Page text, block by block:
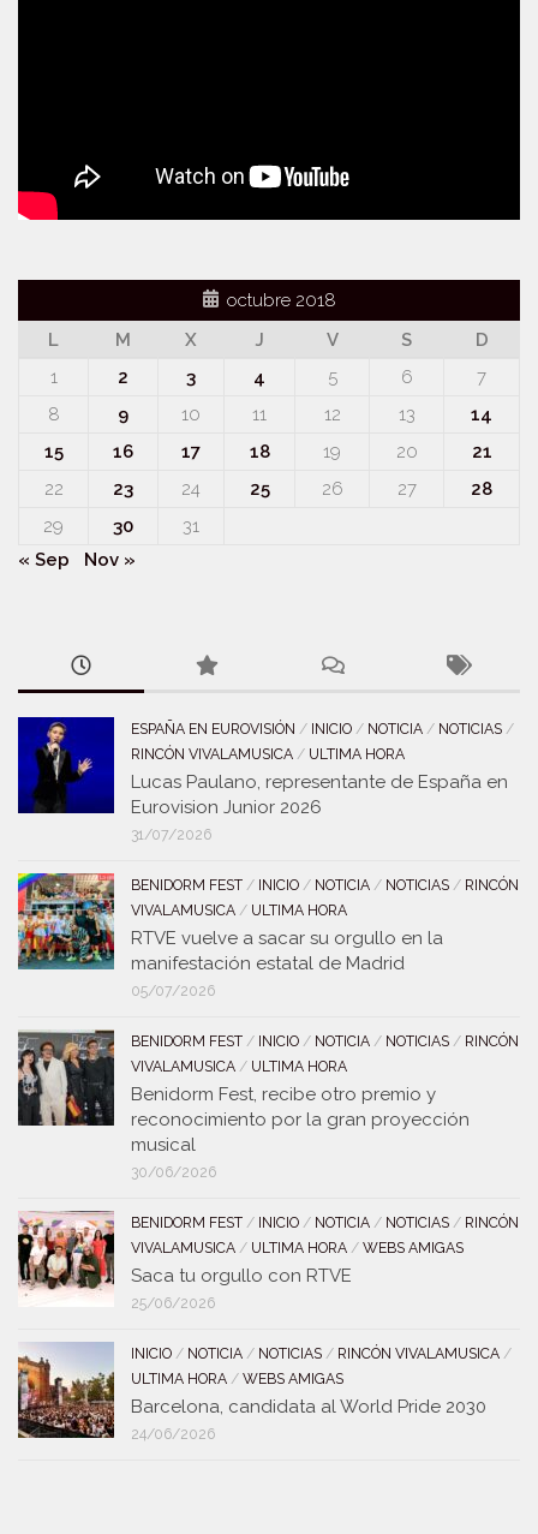
octubre 2018
L
M X J V S
D
1
2 3 4 5 6
7
8
9 10 11 12 13
14
15
16 17 18 19 20
21
22
23 24 25 26 27
28
29
30
31
« Sep
Nov »
ESPAÑA EN EUROVISIÓN / INICIO / NOTICIA / NOTICIAS /
RINCÓN VIVALAMUSICA / ULTIMA HORA
Lucas Paulano, representante de España en
Eurovision Junior 2026
31/07/2026
BENIDORM FEST / INICIO / NOTICIA / NOTICIAS / RINCÓN
VIVALAMUSICA / ULTIMA HORA
RTVE vuelve a sacar su orgullo en la
manifestación estatal de Madrid
05/07/2026
BENIDORM FEST / INICIO / NOTICIA / NOTICIAS / RINCÓN
VIVALAMUSICA / ULTIMA HORA
Benidorm Fest, recibe otro premio y
reconocimiento por la gran proyección
musical
30/06/2026
BENIDORM FEST / INICIO / NOTICIA / NOTICIAS / RINCÓN
VIVALAMUSICA / ULTIMA HORA / WEBS AMIGAS
Saca tu orgullo con RTVE
25/06/2026
INICIO / NOTICIA / NOTICIAS / RINCÓN VIVALAMUSICA /
ULTIMA HORA / WEBS AMIGAS
Barcelona, candidata al World Pride 2030
24/06/2026